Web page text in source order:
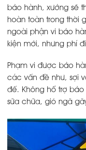
bảo hành, xưởng sẽ
hoàn toàn trong thời
ngoài phận vi bảo
kiện mới, nhưng phí
Phạm vi được bảo
các vấn đề như, sợi
đế. Không hổ trợ
sữa chữa, gió ngã